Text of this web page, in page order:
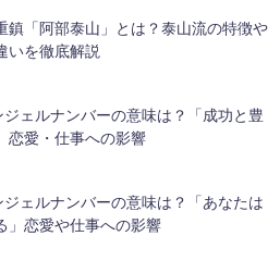
鎮「阿部泰山」とは？泰山流の特徴や
いを徹底解説
ジェルナンバーの意味は？「成功と豊
恋愛・仕事への影響
ジェルナンバーの意味は？「あなたは
」恋愛や仕事への影響